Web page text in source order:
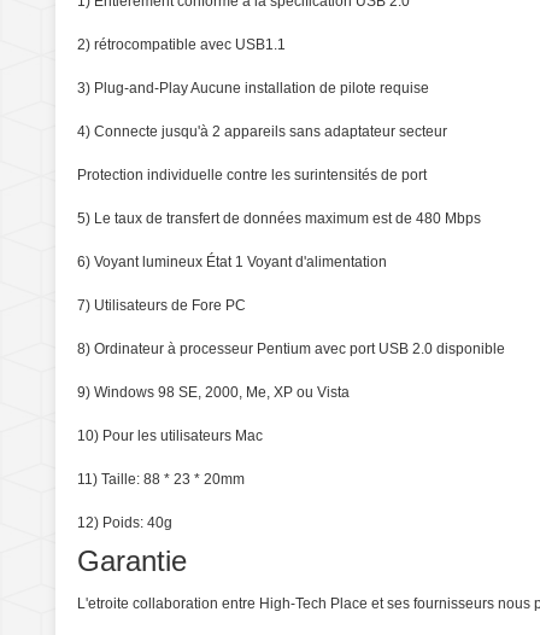
2) rétrocompatible avec USB1.1
3) Plug-and-Play Aucune installation de pilote requise
4) Connecte jusqu'à 2 appareils sans adaptateur secteur
Protection individuelle contre les surintensités de port
5) Le taux de transfert de données maximum est de 480 Mbps
6) Voyant lumineux État 1 Voyant d'alimentation
7) Utilisateurs de Fore PC
8) Ordinateur à processeur Pentium avec port USB 2.0 disponible
9) Windows 98 SE, 2000, Me, XP ou Vista
10) Pour les utilisateurs Mac
11) Taille: 88 * 23 * 20mm
12) Poids: 40g
Garantie
L'etroite collaboration entre High-Tech Place et ses fournisseurs